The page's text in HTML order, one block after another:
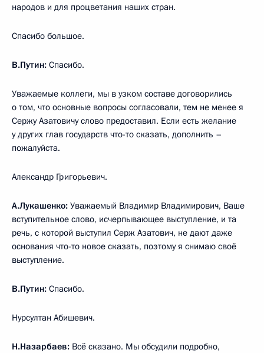
народов и для процветания наших стран.
Спасибо большое.
В.Путин: Спасибо.
Уважаемые коллеги, мы в узком составе договорились
о том, что основные вопросы согласовали, тем не менее я
Сержу Азатовичу слово предоставил. Если есть желание
у других глав государств что-то сказать, дополнить –
пожалуйста.
Александр Григорьевич.
А.Лукашенко: Уважаемый Владимир Владимирович, Ваше
вступительное слово, исчерпывающее выступление, и та
речь, с которой выступил Серж Азатович, не дают даже
основания что-то новое сказать, поэтому я снимаю своё
выступление.
В.Путин: Спасибо.
Нурсултан Абишевич.
Н.Назарбаев: Всё сказано. Мы обсудили подробно,